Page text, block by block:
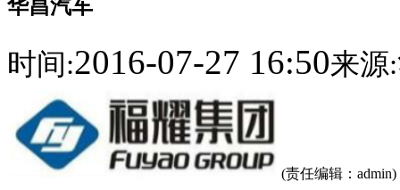
华昌汽车
时间:2016-07-27 16:50来源:
(责任编辑：admin)